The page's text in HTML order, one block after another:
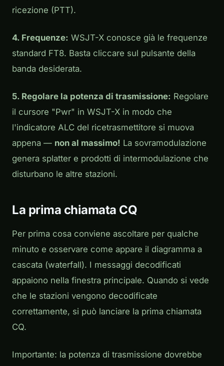
ricezione (PTT).
4. Frequenze: WSJT-X conosce già le frequenze
standard FT8. Basta cliccare sul pulsante della
banda desiderata.
5. Regolare la potenza di trasmissione: Regolare
il cursore "Pwr" in WSJT-X in modo che
l'indicatore ALC del ricetrasmettitore si muova
appena — non al massimo! La sovramodulazione
genera splatter e prodotti di intermodulazione che
disturbano le altre stazioni.
La prima chiamata CQ
Per prima cosa conviene ascoltare per qualche
minuto e osservare come appare il diagramma a
cascata (waterfall). I messaggi decodificati
appaiono nella finestra principale. Quando si vede
che le stazioni vengono decodificate
correttamente, si può lanciare la prima chiamata
CQ.
Importante: la potenza di trasmissione dovrebbe